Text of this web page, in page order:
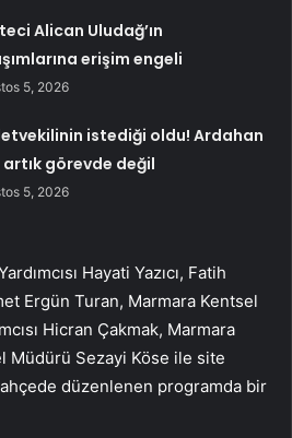
Alican Uludağ’ın
erişim engeli
5, 2026
istediği oldu! Ardahan
görevde değil
5, 2026
Hayati Yazıcı, Fatih
Ergün Turan, Marmara Kentsel
Hicran Çakmak, Marmara
Müdürü Sezayi Köse ile site
düzenlenen programda bir